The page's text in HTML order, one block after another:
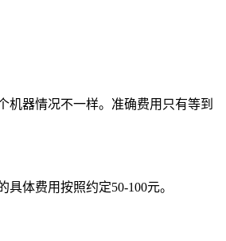
机器情况不一样。准确费用只有等到
体费用按照约定50-100元。